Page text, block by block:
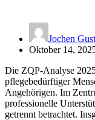
Jochen Gust
Oktober 14,
Die ZQP-Analyse
pflegebedürftiger
Angehörigen. Im
professionelle
getrennt betrachtet.